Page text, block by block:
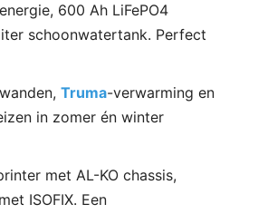
600 Ah LiFePO4
schoonwatertank. Perfect
Truma-verwarming en
in zomer én winter
met AL-KO chassis,
ISOFIX. Een